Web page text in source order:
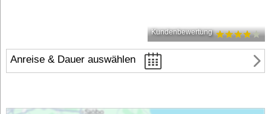
Kundenbewertung
Anreise & Dauer auswählen